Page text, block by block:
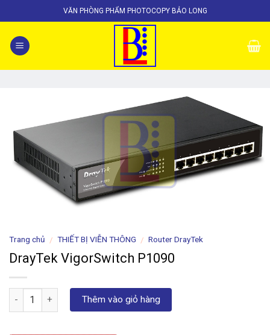
to
content
VĂN PHÒNG PHẨM PHOTOCOPY BẢO LONG
Trang chủ / THIẾT BỊ VIỄN THÔNG / Router DrayTek
DrayTek VigorSwitch P1090
Số lượng Thêm vào giỏ hàng